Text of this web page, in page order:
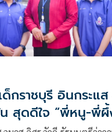
าชบุรี อินกระแส #900บาท
ช้